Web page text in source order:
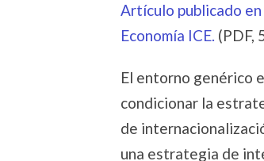
Artículo publicado
Economía ICE. (PDF,
El entorno genérico
condicionar la
de
una estrategia de